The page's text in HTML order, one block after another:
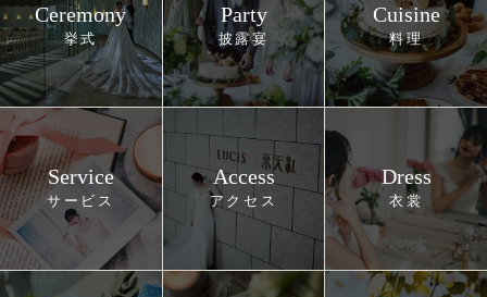
Ceremony Party Cuisine
Service Access Dress